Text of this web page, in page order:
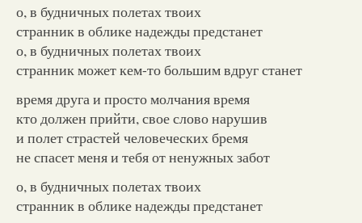
о, в будничных полетах твоих
странник в облике надежды предстанет
о, в будничных полетах твоих
странник может кем-то большим вдруг станет
время друга и просто молчания время
кто должен прийти, свое слово нарушив
и полет страстей человеческих бремя
не спасет меня и тебя от ненужных забот
о, в будничных полетах твоих
странник в облике надежды предстанет